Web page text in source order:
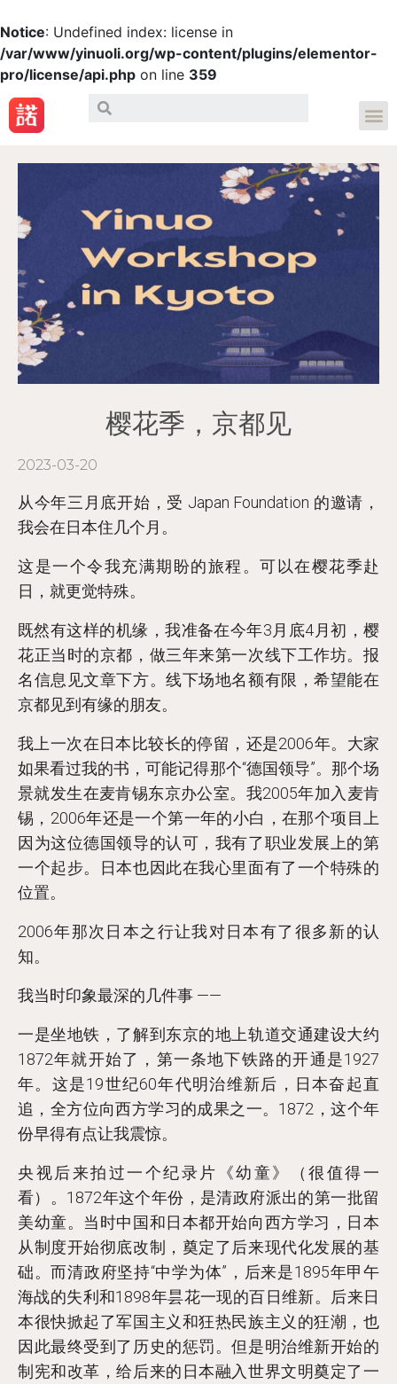
Notice: Undefined index: license in
/var/www/yinuoli.org/wp-content/plugins/elementor-
pro/license/api.php on line 359
樱花季，京都见
2023-03-20
从今年三月底开始，受 Japan Foundation 的邀请，
我会在日本住几个月。
这是一个令我充满期盼的旅程。可以在樱花季赴
日，就更觉特殊。
既然有这样的机缘，我准备在今年3月底4月初，樱
花正当时的京都，做三年来第一次线下工作坊。报
名信息见文章下方。线下场地名额有限，希望能在
京都见到有缘的朋友。
我上一次在日本比较长的停留，还是2006年。大家
如果看过我的书，可能记得那个“德国领导”。那个场
景就发生在麦肯锡东京办公室。我2005年加入麦肯
锡，2006年还是一个第一年的小白，在那个项目上
因为这位德国领导的认可，我有了职业发展上的第
一个起步。日本也因此在我心里面有了一个特殊的
位置。
2006年那次日本之行让我对日本有了很多新的认
知。
我当时印象最深的几件事 ——
一是坐地铁，了解到东京的地上轨道交通建设大约
1872年就开始了，第一条地下铁路的开通是1927
年。这是19世纪60年代明治维新后，日本奋起直
追，全方位向西方学习的成果之一。1872，这个年
份早得有点让我震惊。
央视后来拍过一个纪录片《幼童》（很值得一
看）。1872年这个年份，是清政府派出的第一批留
美幼童。当时中国和日本都开始向西方学习，日本
从制度开始彻底改制，奠定了后来现代化发展的基
础。而清政府坚持“中学为体”，后来是1895年甲午
海战的失利和1898年昙花一现的百日维新。后来日
本很快掀起了军国主义和狂热民族主义的狂潮，也
因此最终受到了历史的惩罚。但是明治维新开始的
制宪和改革，给后来的日本融入世界文明奠定了一